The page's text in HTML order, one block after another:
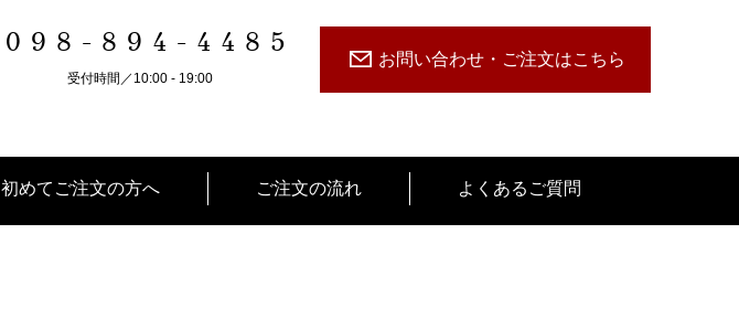
098-894-4485
受付時間／10:00 - 19:00
お問い合わせ・ご注文はこちら
初めてご注文の方へ ご注文の流れ よくあるご質問